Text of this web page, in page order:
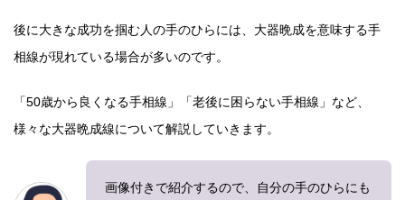
後に大きな成功を掴む人の手のひらには、大器晩成を意味する手
相線が現れている場合が多いのです。
「50歳から良くなる手相線」「老後に困らない手相線」など、
様々な大器晩成線について解説していきます。
画像付きで紹介するので、自分の手のひらにも